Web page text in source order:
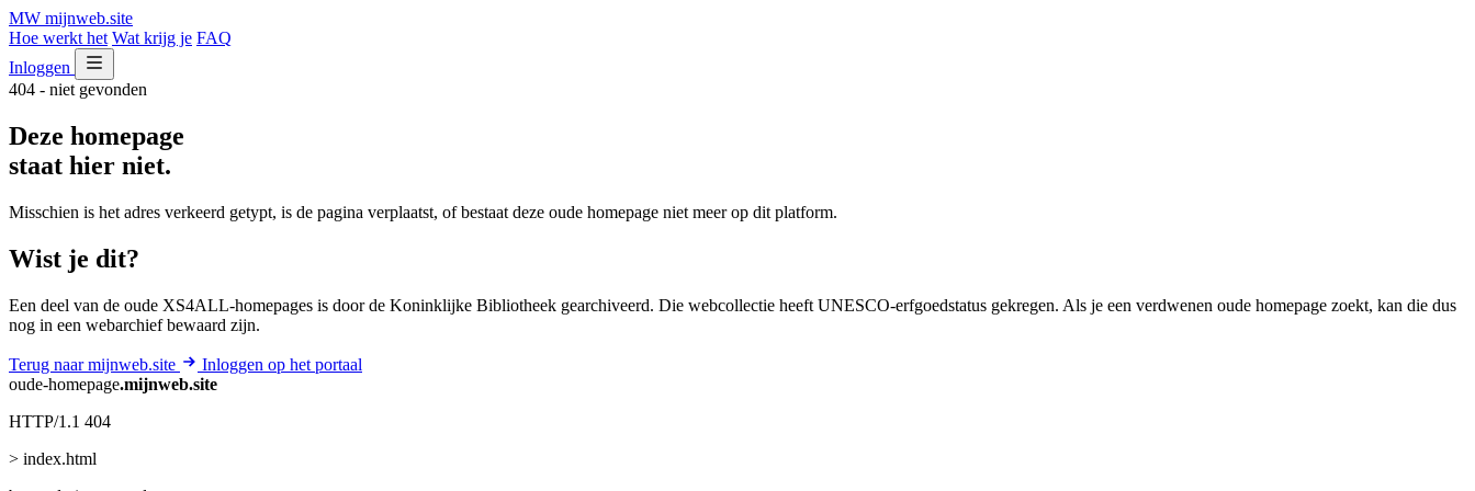
MW mijnweb.site
Hoe werkt het Wat krijg je FAQ
Inloggen
404 - niet gevonden
Deze homepage
staat hier niet.
Misschien is het adres verkeerd getypt, is de pagina verplaatst, of bestaat deze oude homepage niet meer op dit platform.
Wist je dit?
Een deel van de oude XS4ALL-homepages is door de Koninklijke Bibliotheek gearchiveerd. Die webcollectie heeft UNESCO-erfgoedstatus gekregen. Als je een verdwenen oude homepage zoekt, kan die dus
nog in een webarchief bewaard zijn.
Terug naar mijnweb.site
Inloggen op het portaal
oude-homepage.mijnweb.site
HTTP/1.1 404
> index.html